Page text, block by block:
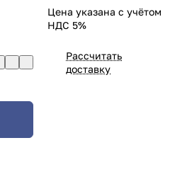
Цена указана с учётом
НДС 5%
Рассчитать
доставку